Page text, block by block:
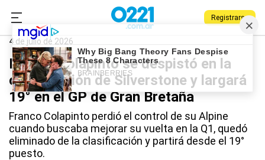
Registrarse
0221.com.ar
Franco Colapinto
4 de julio de 2026
Franco Colapinto se despistó en la
clasificación de Silverstone y largará
19° en el GP de Gran Bretaña
Franco Colapinto perdió el control de su Alpine
cuando buscaba mejorar su vuelta en la Q1, quedó
eliminado de la clasificación y partirá desde el 19°
puesto.